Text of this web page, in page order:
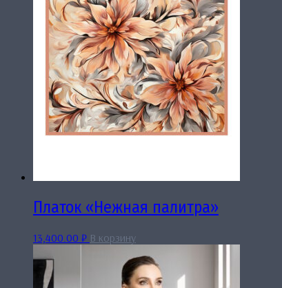
Платок «Нежная палитра»
13,400.00 ₽ В корзину